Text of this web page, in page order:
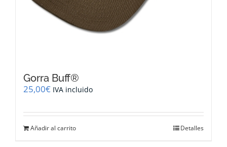
Gorra Buff®
25,00€ IVA incluido
Añadir al carrito Detalles